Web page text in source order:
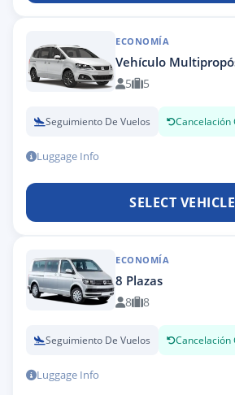
ECONOMÍA
Vehículo
5 5
Seguimiento De Vuelos Cancelación
Luggage Info
SELECT VEHICLE
ECONOMÍA
8 Plazas
8 8
Seguimiento De Vuelos Cancelación
Luggage Info